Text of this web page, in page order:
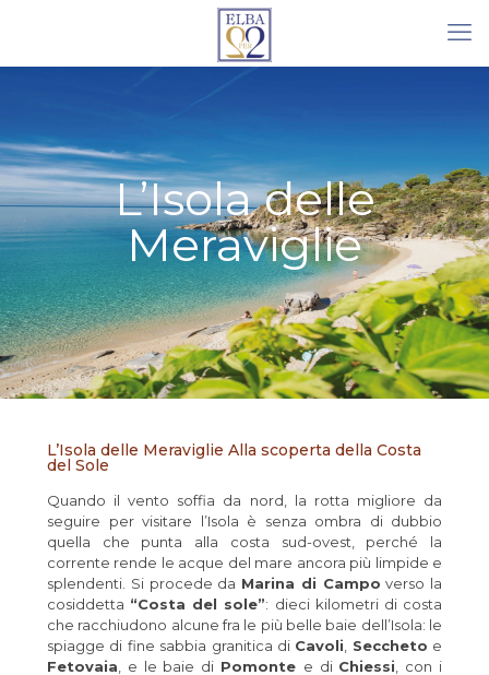
L’Isola delle
Meraviglie
L’Isola delle Meraviglie Alla scoperta della Costa
del Sole
Quando il vento soffia da nord, la rotta migliore da
seguire per visitare l’Isola è senza ombra di dubbio
quella che punta alla costa sud-ovest, perché la
corrente rende le acque del mare ancora più limpide e
splendenti. Si procede da Marina di Campo verso la
cosiddetta “Costa del sole”: dieci kilometri di costa
che racchiudono alcune fra le più belle baie dell’Isola: le
spiagge di fine sabbia granitica di Cavoli Seccheto e
Fetovaia , e le baie di Pomonte e di Chiessi , con i